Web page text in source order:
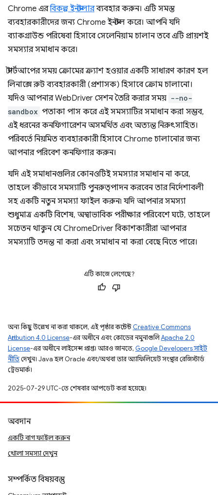
Chrome এরবিকল্প ইনস্টলারব্যবহার করুন। এটি সমস্ত
ব্যবহারকারীদের জন্য Chrome ইনস্টল করে। আপনি যদি
ব্যাকগ্রাউন্ড পরিষেবা হিসাবে সেলেনিয়াম চালান তবে এটি প্রায়শই
সমস্যার সমাধান করে।
স্টার্টআপের সময় ক্রোমের ক্র্যাশ হওয়ার একটি সাধারণ কারণ হল
লিনাক্সে রুট ব্যবহারকারী (প্রশাসক) হিসাবে ক্রোম চালানো।
যদিও আপনার WebDriver সেশন তৈরি করার সময় --no-
sandbox পতাকা পাস করে এই সমস্যাটির সমাধান করা সম্ভব,
এই ধরনের কনফিগারেশন অসমর্থিত এবং অত্যন্ত নিরুৎসাহিত।
পরিবর্তে নিয়মিত ব্যবহারকারী হিসাবে Chrome চালানোর জন্য
আপনার পরিবেশ কনফিগার করুন।
যদি এই সমাধানগুলির কোনওটিই সমস্যার সমাধান না করে,
তাহলে কীভাবে সমস্যাটি পুনরুত্পাদন করবেন তার নির্দেশাবলী
সহ একটি নতুন সমস্যা ফাইল করুন৷ যদি আপনার সমস্যা
শুধুমাত্র একটি বিশেষ, অস্বাভাবিক পরীক্ষার পরিবেশে ঘটে, তাহলে
সচেতন থাকুন যে ChromeDriver বিকাশকারীরা আপনার
সমস্যাটি তদন্ত না করা এবং সমাধান না করা বেছে নিতে পারে।
এটি কাজে লেগেছে?
অন্য কিছু উল্লেখ না করা থাকলে, এই পৃষ্ঠার কন্টেন্ট Creative Commons
Attribution 4.0 License-এর অধীনে এবং কোডের নমুনাগুলিApache 2.0
License-এর অধীনে লাইসেন্স প্রাপ্ত। আরও জানতে, Google Developers সাইট
নীতিদেখুন। Java হল Oracle এবং/অথবা তার অ্যাফিলিয়েট সংস্থার রেজিস্টার্ড
ট্রেডমার্ক।
2025-07-29 UTC-তে শেষবার আপডেট করা হয়েছে।
অবদান
একটি বাগ ফাইল করুন
খোলা সমস্যা দেখুন
সম্পর্কিত বিষয়বস্তু